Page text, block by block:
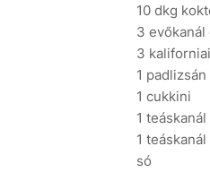
10 dkg
3 evőkanál
3
1 padlizsán
1 cukkini
1 teáskanál
1 teáskanál
só